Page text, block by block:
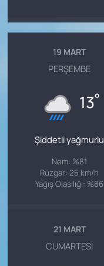
19 MART
PERŞEMBE
13°
Şiddetli yağmurlu
Nem: %81
Rüzgar: 25 km/h
Yağış Olasılığı: %86
21 MART
CUMARTESI